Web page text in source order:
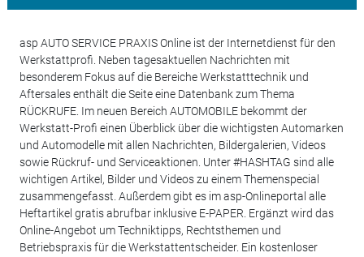
asp AUTO SERVICE PRAXIS Online ist der Internetdienst für den
Werkstattprofi. Neben tagesaktuellen Nachrichten mit
besonderem Fokus auf die Bereiche Werkstatttechnik und
Aftersales enthält die Seite eine Datenbank zum Thema
RÜCKRUFE. Im neuen Bereich AUTOMOBILE bekommt der
Werkstatt-Profi einen Überblick über die wichtigsten Automarken
und Automodelle mit allen Nachrichten, Bildergalerien, Videos
sowie Rückruf- und Serviceaktionen. Unter #HASHTAG sind alle
wichtigen Artikel, Bilder und Videos zu einem Themenspecial
zusammengefasst. Außerdem gibt es im asp-Onlineportal alle
Heftartikel gratis abrufbar inklusive E-PAPER. Ergänzt wird das
Online-Angebot um Techniktipps, Rechtsthemen und
Betriebspraxis für die Werkstattentscheider. Ein kostenloser